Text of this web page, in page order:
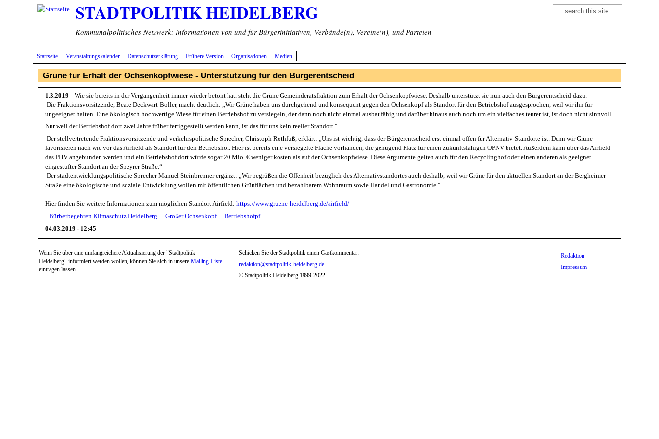
Direkt zum Inhalt STADTPOLITIK HEIDELBERG
Kommunalpolitisches Netzwerk: Informationen von und für Bürgerinitiativen, Verbände(n), Vereine(n), und Parteien
Suchformular
Suche
Startseite Veranstaltungskalender Datenschutzerklärung Frühere Version Organisationen Medien
Grüne für Erhalt der Ochsenkopfwiese - Unterstützung für den Bürgerentscheid
1.3.2019
Wie sie bereits in der Vergangenheit immer wieder betont hat, steht die Grüne Gemeinderatsfraktion zum Erhalt der Ochsenkopfwiese. Deshalb unterstützt sie nun auch den Bürgerentscheid dazu.
Die Fraktionsvorsitzende, Beate Deckwart-Boller, macht deutlich: „Wir Grüne haben uns durchgehend und konsequent gegen den Ochsenkopf als Standort für den Betriebshof ausgesprochen, weil wir ihn für
ungeeignet halten. Eine ökologisch hochwertige Wiese für einen Betriebshof zu versiegeln, der dann noch nicht einmal ausbaufähig und darüber hinaus auch noch um ein vielfaches teurer ist, ist doch nicht sinnvoll.
Nur weil der Betriebshof dort zwei Jahre früher fertiggestellt werden kann, ist das für uns kein reeller Standort.“
Der stellvertretende Fraktionsvorsitzende und verkehrspolitische Sprecher, Christoph Rothfuß, erklärt: „Uns ist wichtig, dass der Bürgerentscheid erst einmal offen für Alternativ-Standorte ist. Denn wir Grüne
favorisieren nach wie vor das Airfield als Standort für den Betriebshof. Hier ist bereits eine versiegelte Fläche vorhanden, die genügend Platz für einen zukunftsfähigen ÖPNV bietet. Außerdem kann über das Airfield
das PHV angebunden werden und ein Betriebshof dort würde sogar 20 Mio. € weniger kosten als auf der Ochsenkopfwiese. Diese Argumente gelten auch für den Recyclinghof oder einen anderen als geeignet
eingestufter Standort an der Speyrer Straße.“
Der stadtentwicklungspolitische Sprecher Manuel Steinbrenner ergänzt: „Wir begrüßen die Offenheit bezüglich des Alternativstandortes auch deshalb, weil wir Grüne für den aktuellen Standort an der Bergheimer
Straße eine ökologische und soziale Entwicklung wollen mit öffentlichen Grünflächen und bezahlbarem Wohnraum sowie Handel und Gastronomie.“
Hier finden Sie weitere Informationen zum möglichen Standort Airfield:https://www.gruene-heidelberg.de/airfield/
Bürberbegehren Klimaschutz Heidelberg
Großer Ochsenkopf
Betriebshofpf
04.03.2019 - 12:45
Wenn Sie über eine umfangreichere Aktualisierung der "Stadtpolitik
Heidelberg" informiert werden wollen, können Sie sich in unsereMailing-Liste
eintragen lassen.
Schicken Sie der Stadtpolitik einen Gastkommentar:
redaktion@stadtpolitik-heidelberg.de
© Stadtpolitik Heidelberg 1999-2022
Redaktion
Impressum